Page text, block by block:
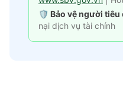
🛡️ Bảo vệ người tiêu
nại dịch vụ tài chính